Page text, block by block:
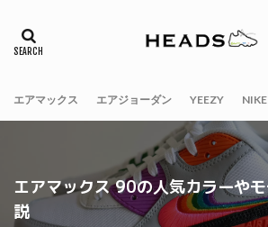
エアマックス エアジョーダン YEEZY NIKE
エアマックス 90の人気カラーや
説